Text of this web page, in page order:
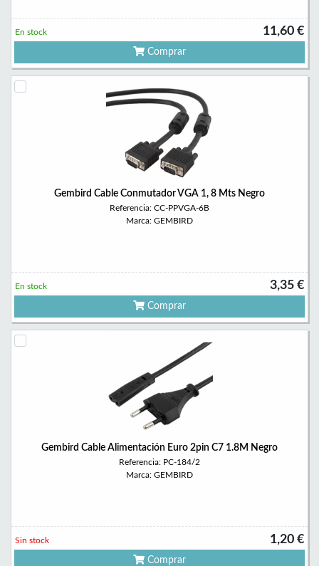
11,60 €
En stock
Comprar
Gembird Cable Conmutador VGA 1, 8 Mts Negro
Referencia: CC-PPVGA-6B
Marca: GEMBIRD
3,35 €
En stock
Comprar
Gembird Cable Alimentación Euro 2pin C7 1.8M Negro
Referencia: PC-184/2
Marca: GEMBIRD
1,20 €
Sin stock
Comprar